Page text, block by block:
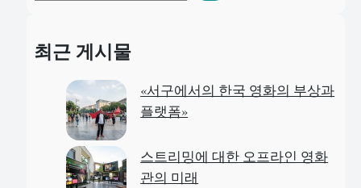
r
최근 게시물
«서구에서의 한국 영화의 부상과
플랫폼»
스트리밍에 대한 오프라인 영화
관의 미래